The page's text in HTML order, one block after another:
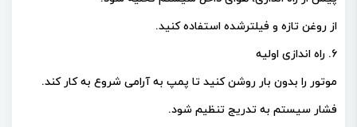
از روغن تازه و فیلترشده استفاده کنید.
۶. راه‌ اندازی اولیه
موتور را بدون بار روشن کنید تا پمپ به آرامی شروع به کار کند.
فشار سیستم به تدریج تنظیم شود.